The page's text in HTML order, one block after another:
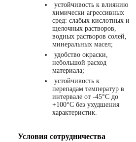
устойчивость к влиянию
химически агрессивных
сред: слабых кислотных и
щелочных растворов,
водных растворов солей,
минеральных масел;
удобство окраски,
небольшой расход
материала;
устойчивость к
перепадам температур в
интервале от -45°С до
+100°С без ухудшения
характеристик.
Условия сотрудничества